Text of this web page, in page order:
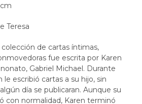
Teresa
de cartas íntimas,
fue escrita por Karen
Gabriel Michael. Durante
le escribió cartas a su hijo, sin
día se publicaran. Aunque su
con normalidad, Karen terminó